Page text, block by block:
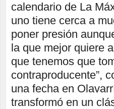
calendario de La
uno tiene cerca a
poner presión
la que mejor quiere
que tenemos que
contraproducente”,
una fecha en
transformó en un